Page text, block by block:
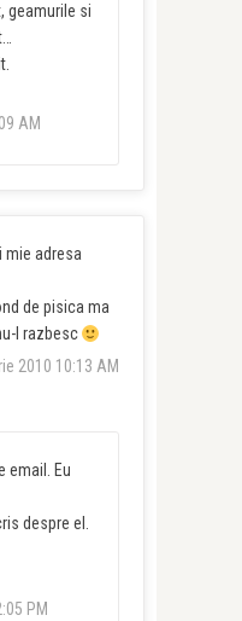
geamurile si
AM
mie adresa
de pisica ma
l razbesc
2010 10:13 AM
email. Eu
despre el.
PM